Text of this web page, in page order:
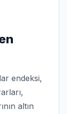
endeksi,
altın